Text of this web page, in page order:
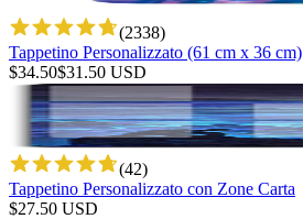
(2338)
Tappetino Personalizzato (61 cm x 36 cm)
$34.50$31.50 USD
(42)
Tappetino Personalizzato con Zone Carta
$27.50 USD